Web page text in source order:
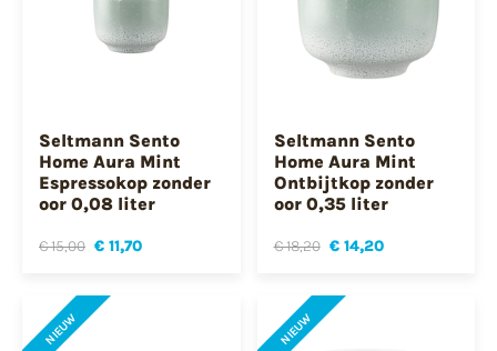
Seltmann Sento
Home Aura Mint
Espressokop zonder
oor 0,08 liter
€ 15,00 € 11,70
Seltmann Sento
Home Aura Mint
Ontbijtkop zonder
oor 0,35 liter
€ 18,20 € 14,20
NIEUW NIEUW